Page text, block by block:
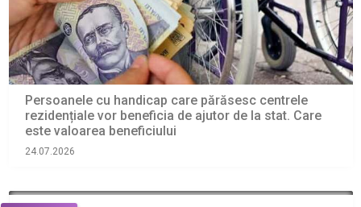
Persoanele cu handicap care părăsesc centrele
rezidențiale vor beneficia de ajutor de la stat. Care
este valoarea beneficiului
24.07.2026